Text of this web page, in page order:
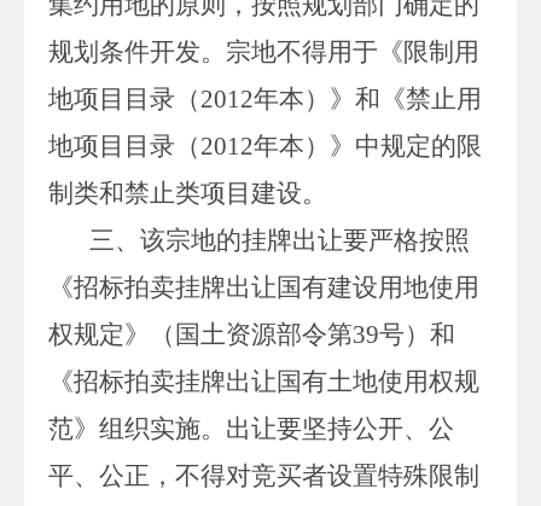
规划条件开发。宗地不得用于《限制用
地项目目录（2012年本）》和《禁止用
地项目目录（2012年本）》中规定的限
制类和禁止类项目建设。
三、该宗地的挂牌出让要严格按照
《招标拍卖挂牌出让国有建设用地使用
权规定》（国土资源部令第39号）和
《招标拍卖挂牌出让国有土地使用权规
范》组织实施。出让要坚持公开、公
平、公正，不得对竞买者设置特殊限制